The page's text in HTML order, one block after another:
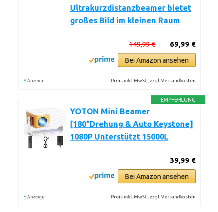
Ultrakurzdistanzbeamer bietet
großes Bild im kleinen Raum
69,99 €
149,99 €
Bei Amazon ansehen
* Anzeige Preis inkl. MwSt., zzgl. Versandkosten
EMPFEHLUNG
YOTON Mini Beamer
[180°Drehung & Auto Keystone]
1080P Unterstützt 15000L
39,99 €
Bei Amazon ansehen
* Anzeige Preis inkl. MwSt., zzgl. Versandkosten